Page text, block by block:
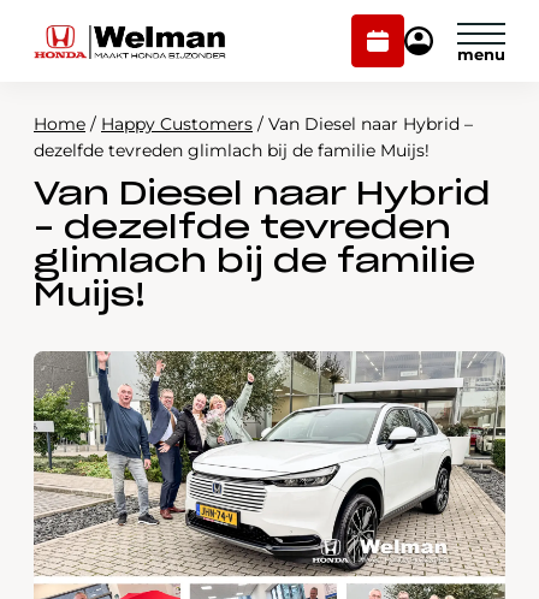
Plan
onderhoud
Mijn
Modellen
Voorraad
Onderhoud en service
Over ons
Webshop
Contact
Plan onderhoud
Mijn Honda Welman
Home / Happy Customers / Van Diesel naar Hybrid –
dezelfde tevreden glimlach bij de familie Muijs!
Van Diesel naar Hybrid
– dezelfde tevreden
glimlach bij de familie
Muijs!